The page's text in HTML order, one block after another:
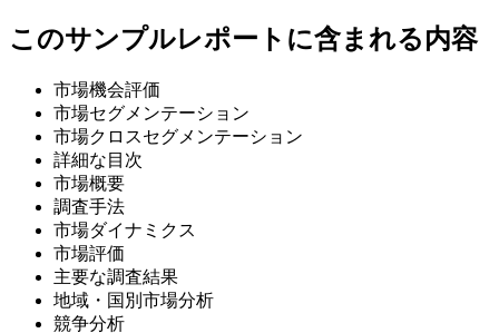
このサンプルレポートに含まれる内容
市場機会評価
市場セグメンテーション
市場クロスセグメンテーション
詳細な目次
市場概要
調査手法
市場ダイナミクス
市場評価
主要な調査結果
地域・国別市場分析
競争分析